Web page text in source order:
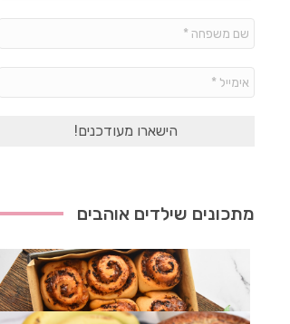
מתכונים שילדים אוהבים